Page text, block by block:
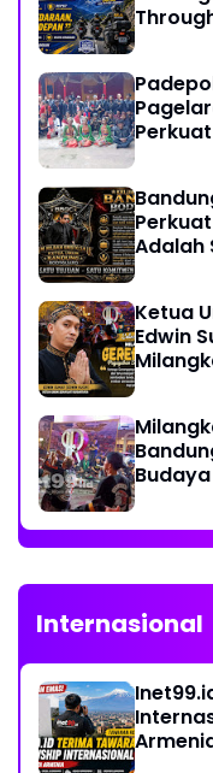
Adalah
Ketua
Edwin
Internasional